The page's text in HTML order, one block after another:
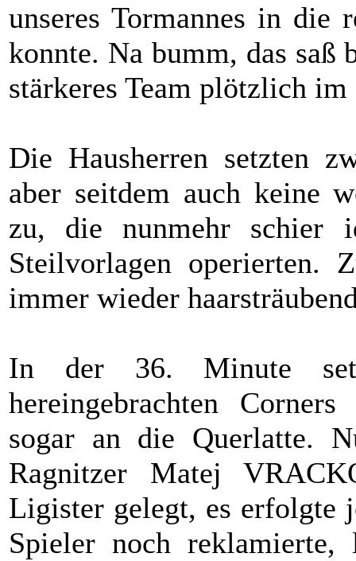
unseres Tormannes in die
konnte. Na bumm, das saß
stärkeres Team plötzlich im
Die Hausherren setzten
aber seitdem auch keine
zu, die nunmehr schier
Steilvorlagen operierten.
immer wieder
In der 36. Minute
hereingebrachten
sogar an die Querlatte.
Ragnitzer Matej
Ligister gelegt, es erfolgte
Spieler noch